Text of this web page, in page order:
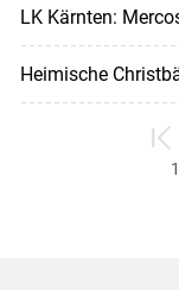
LK Kärnten:
Heimische